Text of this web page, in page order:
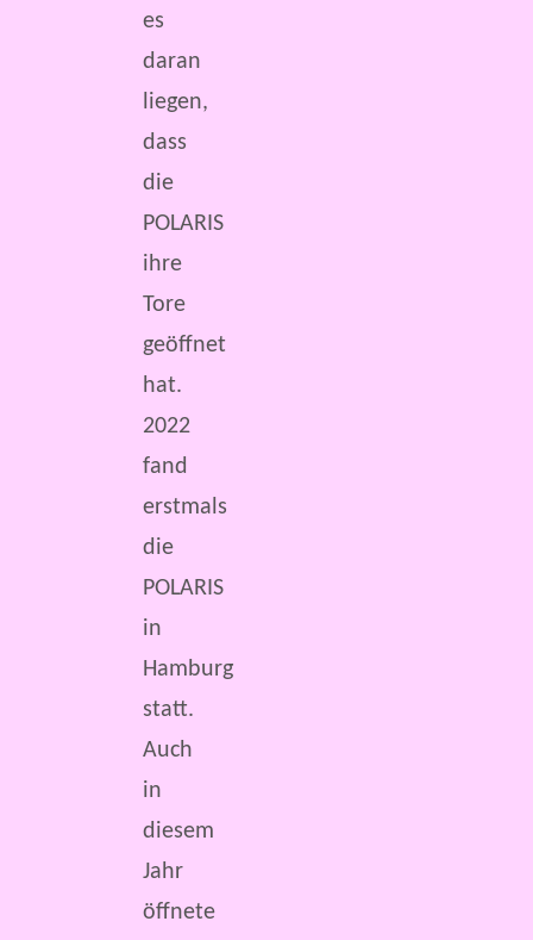
es
daran
liegen,
dass
die
POLARIS
ihre
Tore
geöffnet
hat.
2022
fand
erstmals
die
POLARIS
in
Hamburg
statt.
Auch
in
diesem
Jahr
öffnete